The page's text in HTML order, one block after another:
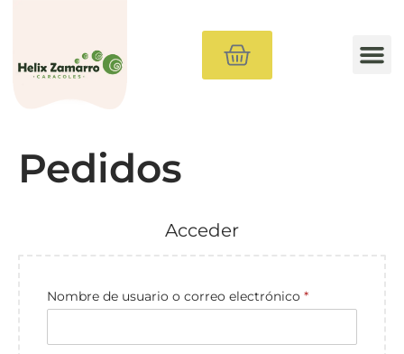
Pedidos
Acceder
Nombre de usuario o correo electrónico *